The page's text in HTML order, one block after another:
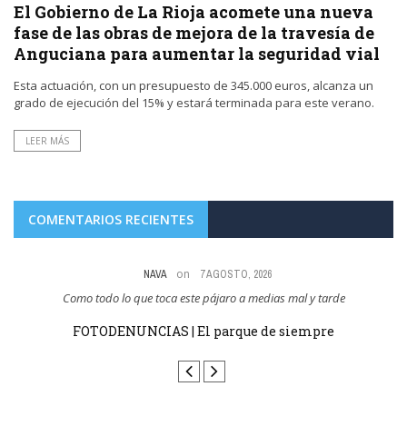
El Gobierno de La Rioja acomete una nueva
fase de las obras de mejora de la travesía de
Anguciana para aumentar la seguridad vial
Esta actuación, con un presupuesto de 345.000 euros, alcanza un
grado de ejecución del 15% y estará terminada para este verano.
LEER MÁS
COMENTARIOS RECIENTES
on 6 AGOSTO, 2026
Abel Pérez Gil no te preocupes, a el no le van a cobrar la entrada.
Haro homenajea este domingo a su jarrero más ilustre,